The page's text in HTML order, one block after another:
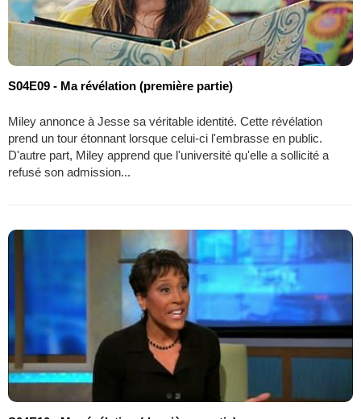
S04E09 - Ma révélation (première partie)
Miley annonce à Jesse sa véritable identité. Cette révélation
prend un tour étonnant lorsque celui-ci l'embrasse en public.
D'autre part, Miley apprend que l'université qu'elle a sollicité a
refusé son admission...